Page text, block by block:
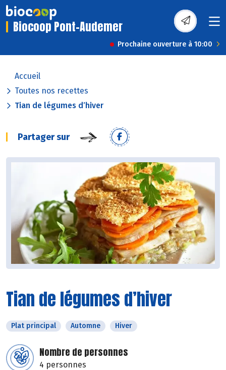
Biocoop Pont-Audemer
Prochaine ouverture à 10:00
Accueil
Toutes nos recettes
Tian de légumes d’hiver
Partager sur
Tian de légumes d’hiver
Plat principal Automne Hiver
Nombre de personnes
4 personnes